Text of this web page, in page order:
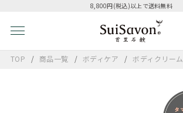
8,800円(税込)以上で送料無料
TOP 商品一覧 ボディケア ボディクリーム